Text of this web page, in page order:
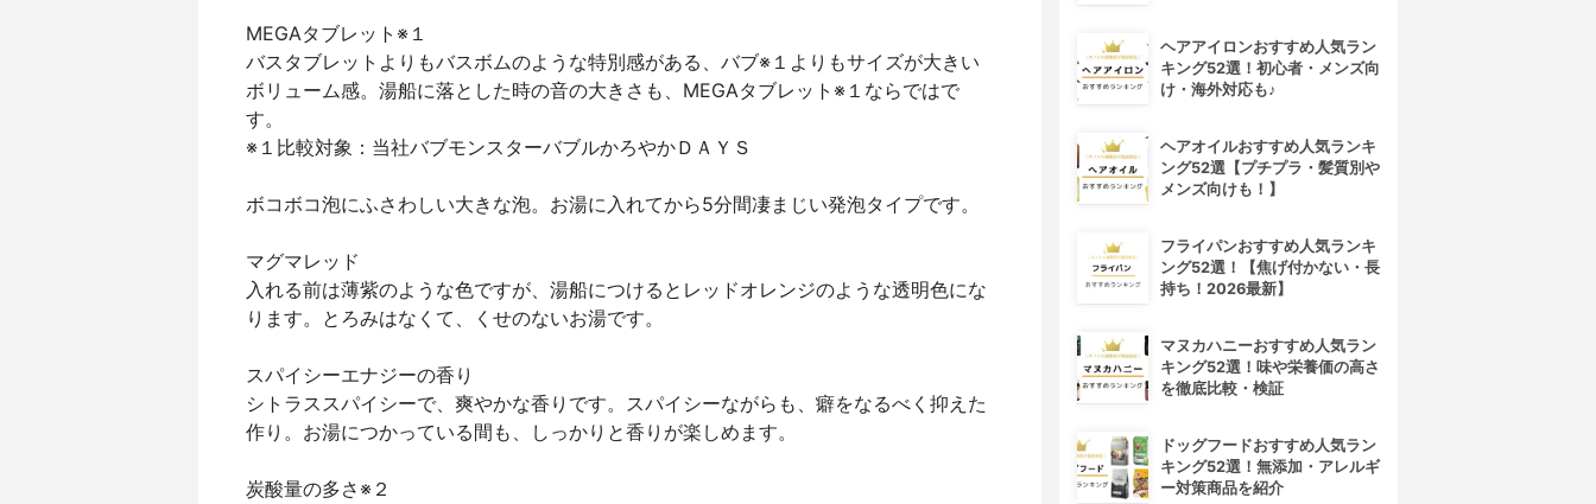
MEGAタブレット※１
バスタブレットよりもバスボムのような特別感がある、バブ※１よりもサイズが大きい
ボリューム感。湯船に落とした時の音の大きさも、MEGAタブレット※１ならではで
す。
※１比較対象：当社バブモンスターバブルかろやかＤＡＹＳ
ボコボコ泡にふさわしい大きな泡。お湯に入れてから5分間凄まじい発泡タイプです。
マグマレッド
入れる前は薄紫のような色ですが、湯船につけるとレッドオレンジのような透明色にな
ります。とろみはなくて、くせのないお湯です。
スパイシーエナジーの香り
シトラススパイシーで、爽やかな香りです。スパイシーながらも、癖をなるべく抑えた
作り。お湯につかっている間も、しっかりと香りが楽しめます。
炭酸量の多さ※２
ヘアアイロンおすすめ人気ラン
キング52選！初心者・メンズ向
け・海外対応も♪
ヘアオイルおすすめ人気ランキ
ング52選【プチプラ・髪質別や
メンズ向けも！】
フライパンおすすめ人気ランキ
ング52選！【焦げ付かない・長
持ち！2026最新】
マヌカハニーおすすめ人気ラン
キング52選！味や栄養価の高さ
を徹底比較・検証
ドッグフードおすすめ人気ラン
キング52選！無添加・アレルギ
ー対策商品を紹介